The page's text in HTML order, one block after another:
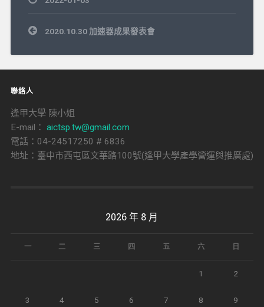
文
章
覽
2020.10.30 加速器成果發表會
聯絡人
逢甲大學 陳小姐
E-mail： aictsp.tw@gmail.com
電話：04-24517250 # 6836
地址：臺中市西屯區文華路100號(逢甲大學產學營運與推廣處)
2026 年 8 月
一 二 三 四 五 六 日
1 2
3 4 5 6 7 8 9